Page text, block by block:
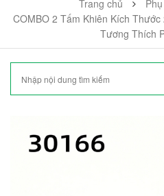
Trang chủ
COMBO 2 Tấm Khiên Kích
Tương Thích